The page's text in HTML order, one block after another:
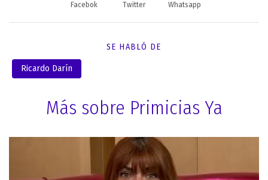
Facebok Twitter Whatsapp
SE HABLÓ DE
Ricardo Darín
Más sobre Primicias Ya